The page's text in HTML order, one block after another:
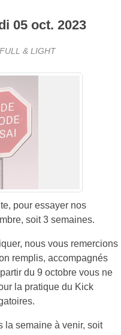
05 oct. 2023
& LIGHT
pour essayer nos
soit 3 semaines.
nous vous remercions
remplis, accompagnés
du 9 octobre vous ne
la pratique du Kick
la semaine à venir, soit